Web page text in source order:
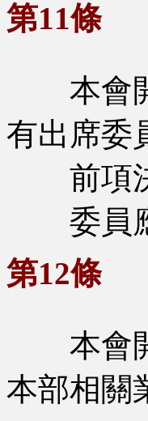
第11條
本會開
有出席委
前項決
委員應
第12條
本會開
本部相關